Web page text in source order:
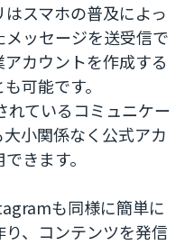
スマホの普及によっ
ッセージを送受信で
カウントを作成する
可能です。
れているコミュニケー
小関係なく公式アカ
きます。
も同様に簡単に
、コンテンツを発信